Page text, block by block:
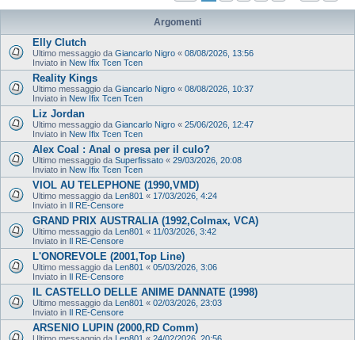
Argomenti
Elly Clutch
Ultimo messaggio da Giancarlo Nigro « 08/08/2026, 13:56
Inviato in New Ifix Tcen Tcen
Reality Kings
Ultimo messaggio da Giancarlo Nigro « 08/08/2026, 10:37
Inviato in New Ifix Tcen Tcen
Liz Jordan
Ultimo messaggio da Giancarlo Nigro « 25/06/2026, 12:47
Inviato in New Ifix Tcen Tcen
Alex Coal : Anal o presa per il culo?
Ultimo messaggio da Superfissato « 29/03/2026, 20:08
Inviato in New Ifix Tcen Tcen
VIOL AU TELEPHONE (1990,VMD)
Ultimo messaggio da Len801 « 17/03/2026, 4:24
Inviato in Il RE-Censore
GRAND PRIX AUSTRALIA (1992,Colmax, VCA)
Ultimo messaggio da Len801 « 11/03/2026, 3:42
Inviato in Il RE-Censore
L'ONOREVOLE (2001,Top Line)
Ultimo messaggio da Len801 « 05/03/2026, 3:06
Inviato in Il RE-Censore
IL CASTELLO DELLE ANIME DANNATE (1998)
Ultimo messaggio da Len801 « 02/03/2026, 23:03
Inviato in Il RE-Censore
ARSENIO LUPIN (2000,RD Comm)
Ultimo messaggio da Len801 « 24/02/2026, 20:56